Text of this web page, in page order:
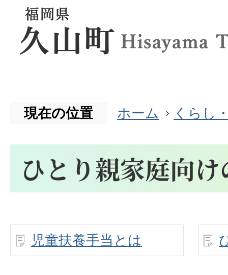
現在の位置 ホーム くらし
ひとり親家庭向
児童扶養手当とは